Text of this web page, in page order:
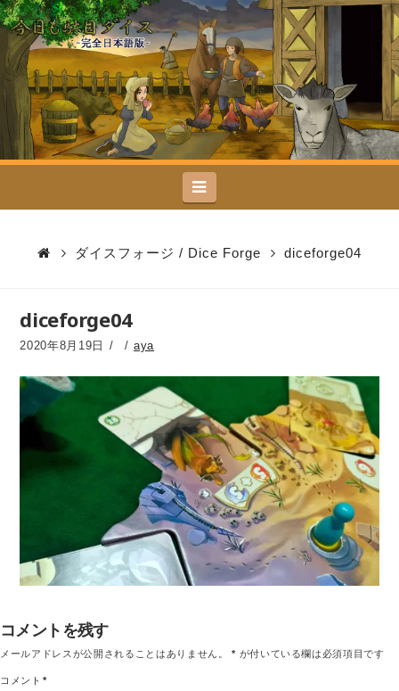
今
日
も
駄
目
ダ
イ
ス
Navigation
ダイスフォージ / Dice Forge diceforge04
diceforge04
2020年8月19日 aya
コメントを残す
メールアドレスが公開されることはありません。 * が付いている欄は必須項目です
コメント*